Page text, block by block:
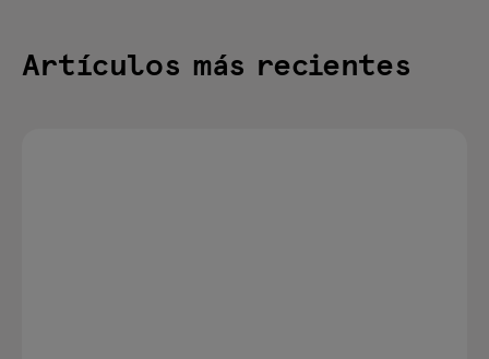
Artículos más recientes